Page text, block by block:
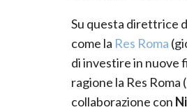
Su questa direttrice
come la Res Roma
di investire in nuove
ragione la Res Roma
collaborazione con